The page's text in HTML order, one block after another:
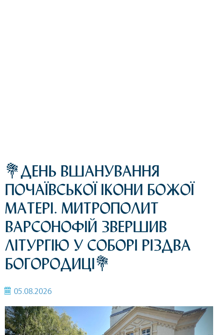
💐ДЕНЬ ВШАНУВАННЯ
ПОЧАЇВСЬКОЇ ІКОНИ БОЖОЇ
МАТЕРІ. МИТРОПОЛИТ
ВАРСОНОФІЙ ЗВЕРШИВ
ЛІТУРГІЮ У СОБОРІ РІЗДВА
БОГОРОДИЦІ💐
05.08.2026